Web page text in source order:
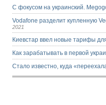
С фокусом на украинский.
Vodafone разделит купленную
2021
Киевстар ввел новые тарифы
Как зарабатывать в первой
Стало известно, куда